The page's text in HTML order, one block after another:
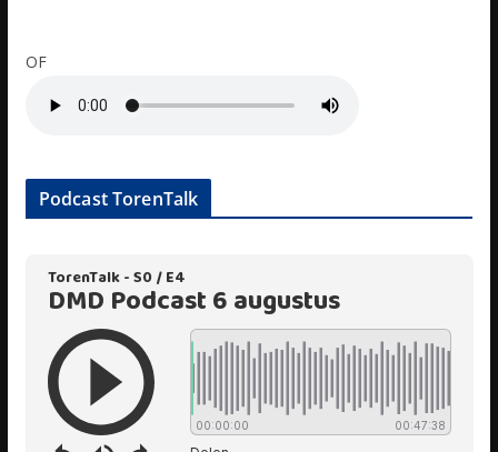
OF
Podcast TorenTalk